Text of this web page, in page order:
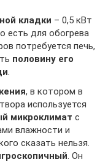
кладки – 0,5 кВт
есть для обогрева
потребуется печь,
половину его
.
, в котором в
используется
микроклимат с
влажности и
сказать нельзя.
. Он